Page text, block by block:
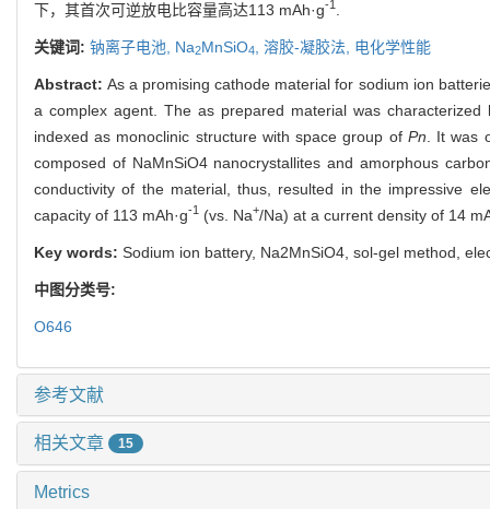
下，其首次可逆放电比容量高达113 mAh·g-1
关键词: 钠离子电池, Na2MnSiO4 溶胶-凝胶法, 电化学性能
Abstract:As a promising cathode material for sodium ion
a complex agent. The as prepared material was
indexed as monoclinic structure with space group of Pn . It was
composed of NaMnSiO4 nanocrystallites and amorphous
conductivity of the material, thus, resulted in the impressive
capacity of 113 mAh·g-1 (vs. Na+/Na) at a current density of 14
Key words: Sodium ion battery, Na2MnSiO4, sol-gel method,
中图分类号:
O646
参考文献
相关文章 15
Metrics